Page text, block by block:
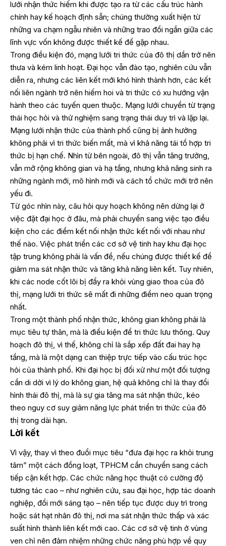
lưới nhận thức hiếm khi được tạo ra từ các cấu trúc hành
chính hay kế hoạch định sẵn; chúng thường xuất hiện từ
những va chạm ngẫu nhiên và những trao đổi ngắn giữa các
lĩnh vực vốn không được thiết kế để gặp nhau.
Trong điều kiện đó, mạng lưới tri thức của đô thị dần trở nên
thưa và kém linh hoạt. Đại học vẫn đào tạo, nghiên cứu vẫn
diễn ra, nhưng các liên kết mới khó hình thành hơn, các kết
nối liên ngành trở nên hiếm hoi và tri thức có xu hướng vận
hành theo các tuyến quen thuộc. Mạng lưới chuyển từ trạng
thái học hỏi và thử nghiệm sang trạng thái duy trì và lặp lại.
Mạng lưới nhận thức của thành phố cũng bị ảnh hưởng
không phải vì tri thức biến mất, mà vì khả năng tái tổ hợp tri
thức bị hạn chế. Nhìn từ bên ngoài, đô thị vẫn tăng trưởng,
vẫn mở rộng không gian và hạ tầng, nhưng khả năng sinh ra
những ngành mới, mô hình mới và cách tổ chức mới trở nên
yếu đi.
Từ góc nhìn này, câu hỏi quy hoạch không nên dừng lại ở
việc đặt đại học ở đâu, mà phải chuyển sang việc tạo điều
kiện cho các điểm kết nối nhận thức kết nối với nhau như
thế nào. Việc phát triển các cơ sở vệ tinh hay khu đại học
tập trung không phải là vấn đề, nếu chúng được thiết kế để
giảm ma sát nhận thức và tăng khả năng liên kết. Tuy nhiên,
khi các node cốt lõi bị đẩy ra khỏi vùng giao thoa của đô
thị, mạng lưới tri thức sẽ mất đi những điểm neo quan trọng
nhất.
Trong một thành phố nhận thức, không gian không phải là
mục tiêu tự thân, mà là điều kiện để tri thức lưu thông. Quy
hoạch đô thị, vì thế, không chỉ là sắp xếp đất đai hay hạ
tầng, mà là một dạng can thiệp trực tiếp vào cấu trúc học
hỏi của thành phố. Khi đại học bị đối xử như một đối tượng
cần di dời vì lý do không gian, hệ quả không chỉ là thay đổi
hình thái đô thị, mà là sự gia tăng ma sát nhận thức, kéo
theo nguy cơ suy giảm năng lực phát triển tri thức của đô
thị trong dài hạn.
Lời kết
Vì vậy, thay vì theo đuổi mục tiêu “đưa đại học ra khỏi trung
tâm” một cách đồng loạt, TPHCM cần chuyển sang cách
tiếp cận kết hợp. Các chức năng học thuật có cường độ
tương tác cao – như nghiên cứu, sau đại học, hợp tác doanh
nghiệp, đổi mới sáng tạo – nên tiếp tục được duy trì trong
hoặc sát hạt nhân đô thị, nơi ma sát nhận thức thấp và xác
suất hình thành liên kết mới cao. Các cơ sở vệ tinh ở vùng
ven chỉ nên đảm nhiệm những chức năng phù hợp về quy